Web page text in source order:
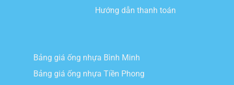
Hướng dẫn thanh toán
Bảng giá ống nhựa Bình Minh
Bảng giá ống nhựa Tiền Phong